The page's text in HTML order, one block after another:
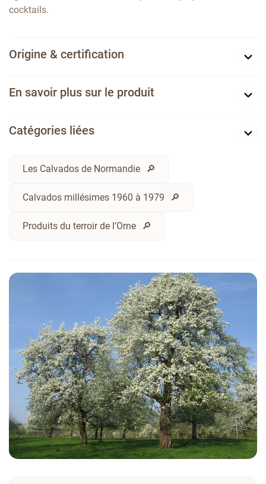
cocktails.
Origine & certification
En savoir plus sur le produit
Catégories liées
Les Calvados de Normandie
Calvados millésimes 1960 à 1979
Produits du terroir de l’Orne